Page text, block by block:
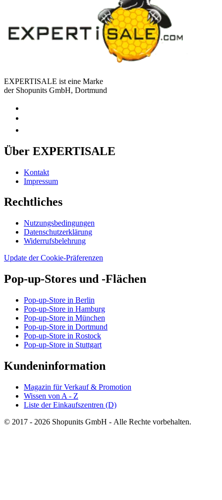
EXPERTISALE ist eine Marke
der Shopunits GmbH, Dortmund
Über EXPERTISALE
Kontakt
Impressum
Rechtliches
Nutzungsbedingungen
Datenschutzerklärung
Widerrufsbelehrung
Update der Cookie-Präferenzen
Pop-up-Stores und -Flächen
Pop-up-Store in Berlin
Pop-up-Store in Hamburg
Pop-up-Store in München
Pop-up-Store in Dortmund
Pop-up-Store in Rostock
Pop-up-Store in Stuttgart
Kundeninformation
Magazin für Verkauf & Promotion
Wissen von A - Z
Liste der Einkaufszentren (D)
© 2017 - 2026 Shopunits GmbH - Alle Rechte vorbehalten.